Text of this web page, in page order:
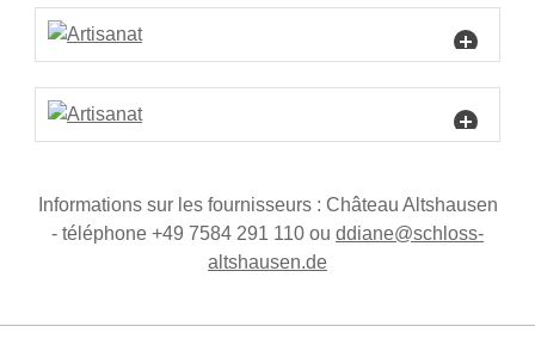
Informations sur les fournisseurs : Château Altshausen
- téléphone +49 7584 291 110 ou dd n schl
ss-
ltsh
s n d